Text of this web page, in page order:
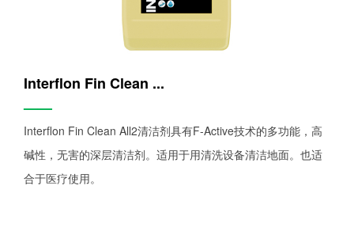
Interflon Fin Clean ...
——
Interflon Fin Clean All2清洁剂具有F-Active技术的多功能，高
碱性，无害的深层清洁剂。适用于用清洗设备清洁地面。也适
合于医疗使用。